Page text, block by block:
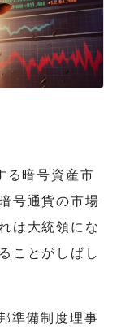
る暗号資産市
号通貨の市場
は大統領にな
ことがしばし
準備制度理事